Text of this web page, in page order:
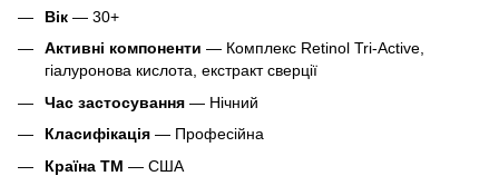
Вік — 30+
Активні компоненти — Комплекс Retinol Tri-Active,
гіалуронова кислота, екстракт сверції
Час застосування — Нічний
Класифікація — Професійна
Країна ТМ — США